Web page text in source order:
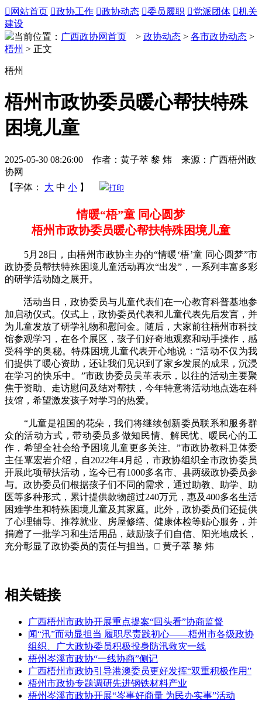
 网站首页 政协工作 政协动态 委员履职 党派团体 机关
建设
当前位置： 广西政协网首页 > 政协动态 > 各市政协动态 >
梧州 > 正文
梧州
梧州市政协委员暖心帮扶特殊
困境儿童
2025-05-30 08:26:00 作者：黄子萃 黎 炜 来源：广西梧州政
协网
【字体：
大 中 小 】 打印
情暖“梧”童 同心圆梦
梧州市政协委员暖心帮扶特殊困境儿童
5月28日，由梧州市政协主办的“情暖‘梧’童 同心圆梦”市
政协委员帮扶特殊困境儿童活动再次“出发”，一系列丰富多彩
的研学活动随之展开。
活动当日，政协委员与儿童代表们在一心教育科普基地参
加启动仪式。仪式上，政协委员代表和儿童代表先后发言，并
为儿童发放了研学礼物和慰问金。随后，大家前往梧州市科技
馆参观学习，在各个展区，孩子们好奇地观察和动手操作，感
受科学的奥秘。特殊困境儿童代表开心地说：“活动不仅为我
们提供了暖心资助，还让我们见识到了家乡发展的成果，沉浸
在学习的快乐中。”市政协委员吴革表示，以往的活动主要聚
焦于资助、走访慰问及结对帮扶，今年特意将活动地点选在科
技馆，希望激发孩子对学习的热爱。
“儿童是祖国的花朵，我们将继续创新委员联系和服务群
众的活动方式，带动委员多做知民情、解民忧、暖民心的工
作，希望全社会给予困境儿童更多关注。”市政协教科卫体委
主任覃宏岩介绍，自2022年4月起，市政协组织全市政协委员
开展此项帮扶活动，迄今已有1000多名市、县两级政协委员参
与。政协委员们根据孩子们不同的需求，通过助教、助学、助
医等多种形式，累计提供款物超过240万元，惠及400多名生活
困难学生和特殊困境儿童及其家庭。此外，政协委员们还提供
了心理辅导、推荐就业、房屋修缮、健康体检等贴心服务，并
捐赠了一批学习和生活用品，鼓励孩子们自信、阳光地成长，
充分彰显了政协委员的责任与担当。□ 黄子萃 黎 炜
相关链接
广西梧州市政协开展重点提案“回头看”协商监督
闻“汛”而动显担当 履职尽责践初心——梧州市各级政协
组织、广大政协委员积极投身防汛救灾一线
梧州岑溪市政协“一线协商”侧记
广西梧州市政协引导港澳委员更好发挥“双重积极作用”
梧州市政协专题调研先进钢铁材料产业
梧州岑溪市政协开展“岑事好商量 为民办实事”活动